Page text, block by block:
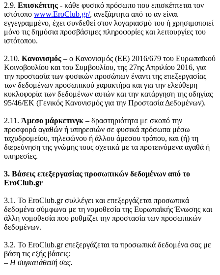
2.9. Επισκέπτης - κάθε φυσικό πρόσωπο που επισκέπτεται τον
ιστότοπο www.EroClub.gr/, ανεξάρτητα από το αν είναι
εγγεγραμμένο, έχει συνδεθεί στον λογαριασμό του ή χρησιμοποιεί
μόνο τις δημόσια προσβάσιμες πληροφορίες και λειτουργίες του
ιστότοπου.
2.10. Κανονισμός – ο Κανονισμός (ΕΕ) 2016/679 του Ευρωπαϊκού
Κοινοβουλίου και του Συμβουλίου, της 27ης Απριλίου 2016, για
την προστασία των φυσικών προσώπων έναντι της επεξεργασίας
των δεδομένων προσωπικού χαρακτήρα και για την ελεύθερη
κυκλοφορία των δεδομένων αυτών και την κατάργηση της οδηγίας
95/46/ΕΚ (Γενικός Κανονισμός για την Προστασία Δεδομένων).
2.11. Άμεσο μάρκετινγκ – δραστηριότητα με σκοπό την
προσφορά αγαθών ή υπηρεσιών σε φυσικά πρόσωπα μέσω
ταχυδρομείου, τηλεφώνου ή άλλου άμεσου τρόπου, και (ή) τη
διερεύνηση της γνώμης τους σχετικά με τα προτεινόμενα αγαθά ή
υπηρεσίες.
3. Βάσεις επεξεργασίας προσωπικών δεδομένων από το
EroClub.gr
3.1. Το EroClub.gr συλλέγει και επεξεργάζεται προσωπικά
δεδομένα σύμφωνα με τη νομοθεσία της Ευρωπαϊκής Ένωσης και
άλλη νομοθεσία που ρυθμίζει την προστασία των προσωπικών
δεδομένων.
3.2. Το EroClub.gr επεξεργάζεται τα προσωπικά δεδομένα σας με
βάση τις εξής βάσεις:
‒ Η συγκατάθεσή σας.